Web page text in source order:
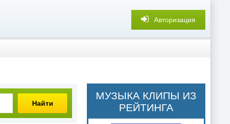
Авторизация
Найти
МУЗЫКА КЛИПЫ ИЗ
РЕЙТИНГА